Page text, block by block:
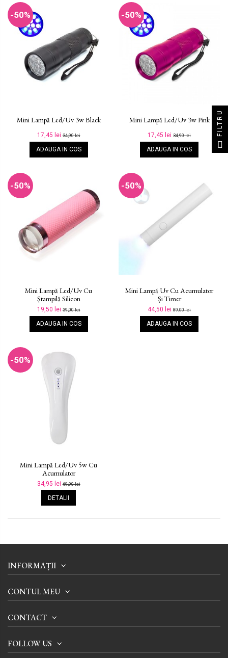
-50%
Mini Lampă Led/uv 3w Black
17,45 lei34,90 lei
ADAUGA IN COS
-50%
Mini Lampă Led/uv 3w Pink
17,45 lei34,90 lei
ADAUGA IN COS
-50%
Mini Lampă Led/uv Cu
Ștampilă Silicon
19,50 lei39,00 lei
ADAUGA IN COS
-50%
Mini Lampă Uv Cu Acumulator
Și Timer
44,50 lei89,00 lei
ADAUGA IN COS
-50%
Mini Lampă Led/uv 5w Cu
Acumulator
34,95 lei69,90 lei
DETALII
INFORMAȚII
CONTUL MEU
CONTACT
FOLLOW US
FILTRU